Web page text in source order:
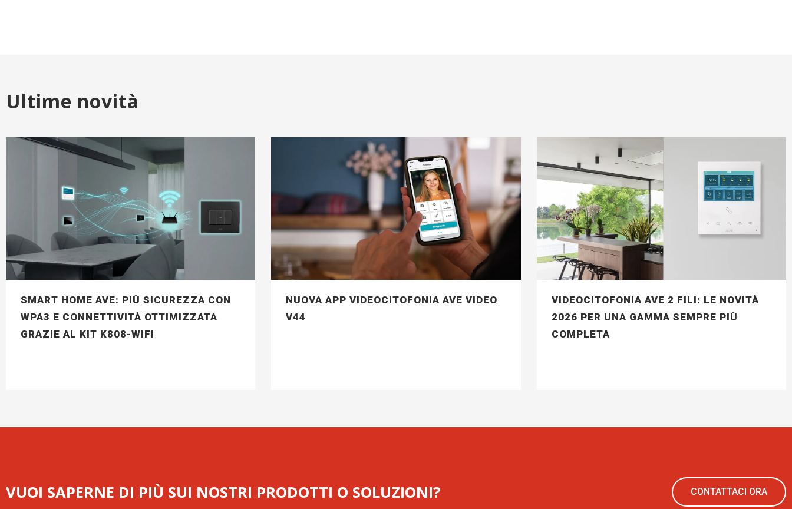
Ultime novità
SMART HOME AVE: PIÙ SICUREZZA CON
WPA3 E CONNETTIVITÀ OTTIMIZZATA
GRAZIE AL KIT K808-WIFI
NUOVA APP VIDEOCITOFONIA AVE VIDEO
V44
VIDEOCITOFONIA AVE 2 FILI: LE NOVITÀ
2026 PER UNA GAMMA SEMPRE PIÙ
COMPLETA
VUOI SAPERNE DI PIÙ SUI NOSTRI PRODOTTI O SOLUZIONI? CONTATTACI ORA